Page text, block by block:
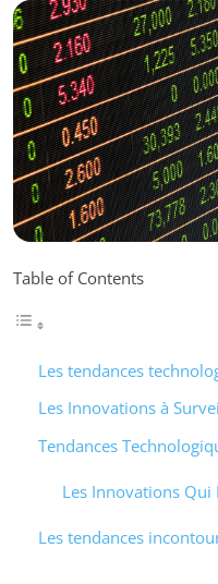
Table of Contents
Les tendances
Les Innovations à
Tendances
Les Innovations
Les tendances